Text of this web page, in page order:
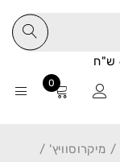
0
/ מיקרוסוויץ' /